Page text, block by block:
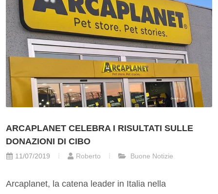
ARCAPLANET CELEBRA I RISULTATI SULLE
DONAZIONI DI CIBO
11/07/2019 Roberto Buone Notizie
Arcaplanet, la catena leader in Italia nella